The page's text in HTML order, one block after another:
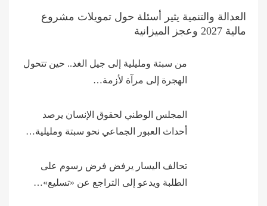
العدالة والتنمية يثير أسئلة حول تمويلات مشروع
مالية 2027 وعجز الميزانية
من سبتة ومليلية إلى جيل الغد.. حين تتحول
الهجرة إلى مرآة لأزمة…
المجلس الوطني لحقوق الإنسان يرصد
أحداث العبور الجماعي نحو سبتة ومليلية…
تحالف اليسار يرفض فرض رسوم على
الطلبة ويدعو إلى التراجع عن «تسليع»…